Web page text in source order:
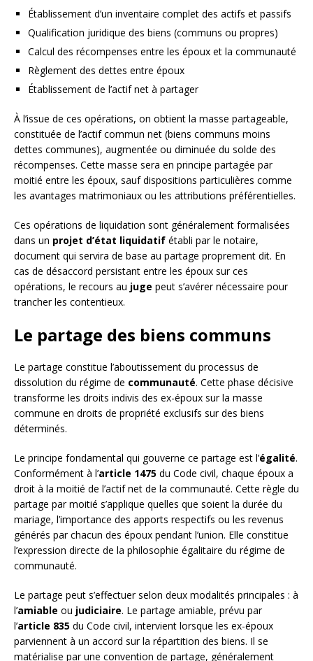
Établissement d’un inventaire complet des actifs et passifs
Qualification juridique des biens (communs ou propres)
Calcul des récompenses entre les époux et la communauté
Règlement des dettes entre époux
Établissement de l’actif net à partager
À l’issue de ces opérations, on obtient la masse partageable,
constituée de l’actif commun net (biens communs moins
dettes communes), augmentée ou diminuée du solde des
récompenses. Cette masse sera en principe partagée par
moitié entre les époux, sauf dispositions particulières comme
les avantages matrimoniaux ou les attributions préférentielles.
Ces opérations de liquidation sont généralement formalisées
dans un projet d’état liquidatif établi par le notaire,
document qui servira de base au partage proprement dit. En
cas de désaccord persistant entre les époux sur ces
opérations, le recours au juge peut s’avérer nécessaire pour
trancher les contentieux.
Le partage des biens communs
Le partage constitue l’aboutissement du processus de
dissolution du régime de communauté. Cette phase décisive
transforme les droits indivis des ex-époux sur la masse
commune en droits de propriété exclusifs sur des biens
déterminés.
Le principe fondamental qui gouverne ce partage est l’égalité.
Conformément à l’article 1475 du Code civil, chaque époux a
droit à la moitié de l’actif net de la communauté. Cette règle du
partage par moitié s’applique quelles que soient la durée du
mariage, l’importance des apports respectifs ou les revenus
générés par chacun des époux pendant l’union. Elle constitue
l’expression directe de la philosophie égalitaire du régime de
communauté.
Le partage peut s’effectuer selon deux modalités principales : à
l’amiable ou judiciaire. Le partage amiable, prévu par
l’article 835 du Code civil, intervient lorsque les ex-époux
parviennent à un accord sur la répartition des biens. Il se
matérialise par une convention de partage, généralement